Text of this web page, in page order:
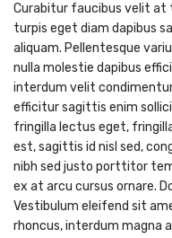
Curabitur faucibus velit at
turpis eget diam dapibus
aliquam. Pellentesque
nulla molestie dapibus
interdum velit
efficitur sagittis enim
fringilla lectus eget,
est, sagittis id nisl sed,
nibh sed justo porttitor
ex at arcu cursus ornare.
Vestibulum eleifend sit
rhoncus, interdum magna